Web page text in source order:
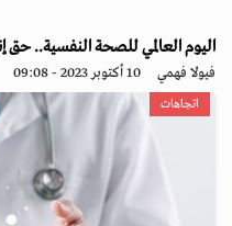
اليوم العالمي للصحة النفسية.. حق
فيولا فهمي 10 أكتوبر 2023 - 09:08
اتجاهات